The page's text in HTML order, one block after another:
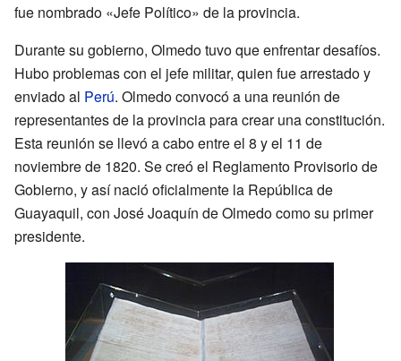
fue nombrado «Jefe Político» de la provincia.
Durante su gobierno, Olmedo tuvo que enfrentar desafíos.
Hubo problemas con el jefe militar, quien fue arrestado y
enviado al Perú. Olmedo convocó a una reunión de
representantes de la provincia para crear una constitución.
Esta reunión se llevó a cabo entre el 8 y el 11 de
noviembre de 1820. Se creó el Reglamento Provisorio de
Gobierno, y así nació oficialmente la República de
Guayaquil, con José Joaquín de Olmedo como su primer
presidente.